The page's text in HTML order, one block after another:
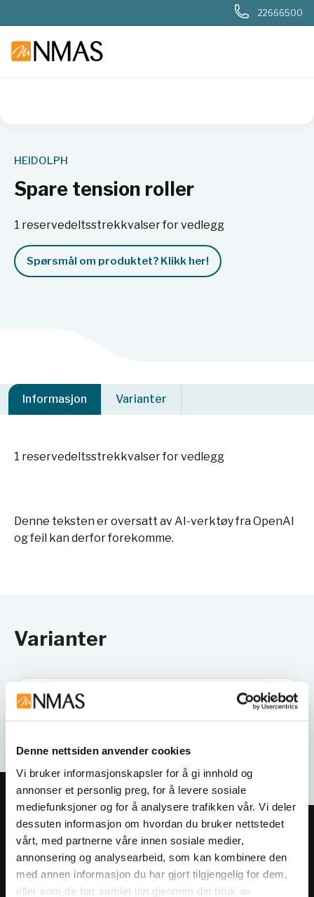
Denne nettsiden anvender cookies
Vi bruker informasjonskapsler for å gi innhold og
annonser et personlig preg, for å levere sosiale
mediefunksjoner og for å analysere trafikken vår. Vi deler
dessuten informasjon om hvordan du bruker nettstedet
vårt, med partnerne våre innen sosiale medier,
annonsering og analysearbeid, som kan kombinere den
med annen informasjon du har gjort tilgjengelig for dem,
eller som de har samlet inn gjennom din bruk av
22666500
HEIDOLPH
Spare tension roller
1 reservedeltsstrekkvalser for vedlegg
Spørsmål om produktet? Klikk her!
Informasjon Varianter
1 reservedeltsstrekkvalser for vedlegg
Denne teksten er oversatt av AI-verktøy fra OpenAI
og feil kan derfor forekomme.
Varianter
Meld deg på vårt nyhetsbrev!
Få informasjon om produkter,
arrangementer og kampanjer.